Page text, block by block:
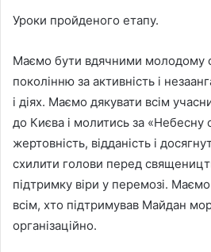
Уроки пройденого етапу.
Маємо бути вдячними молодому
поколінню за активність і
і діях. Маємо дякувати всім
до Києва і молитись за «Небесну
жертовність, відданість і
схилити голови перед
підтримку віри у перемозі. Маємо
всім, хто підтримував Майдан
організаційно.